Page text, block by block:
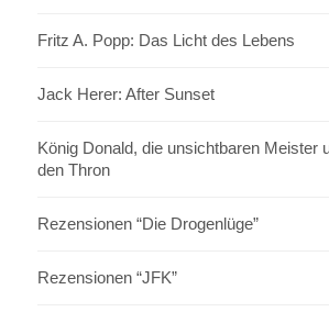
Fritz A. Popp: Das Licht des Lebens
Jack Herer: After Sunset
König Donald, die unsichtbaren Meister
den Thron
Rezensionen “Die Drogenlüge”
Rezensionen “JFK”